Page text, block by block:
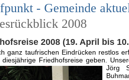
- Gemeinde
2008
2008 (19. April bis
ganz taufrischen Eindrücken restlos
diesjährige Friedhofsreise geben.
Jörg